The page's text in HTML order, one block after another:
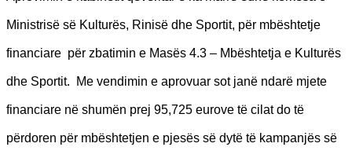
Ministrisë së Kulturës, Rinisë dhe Sportit, për mbështetje
financiare për zbatimin e Masës 4.3 – Mbështetja e Kulturës
dhe Sportit. Me vendimin e aprovuar sot janë ndarë mjete
financiare në shumën prej 95,725 eurove të cilat do të
përdoren për mbështetjen e pjesës së dytë të kampanjës së